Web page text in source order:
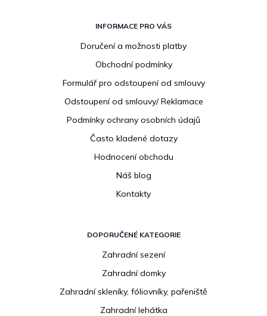
INFORMACE PRO VÁS
Doručení a možnosti platby
Obchodní podmínky
Formulář pro odstoupení od smlouvy
Odstoupení od smlouvy/ Reklamace
Podmínky ochrany osobních údajů
Často kladené dotazy
Hodnocení obchodu
Náš blog
Kontakty
DOPORUČENÉ KATEGORIE
Zahradní sezení
Zahradní domky
Zahradní skleníky, fóliovníky, pařeniště
Zahradní lehátka